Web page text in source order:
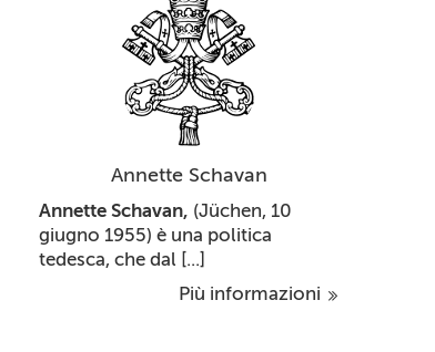
Annette Schavan
Annette Schavan, (Jüchen, 10
giugno 1955) è una politica
tedesca, che dal [...]
Più informazioni